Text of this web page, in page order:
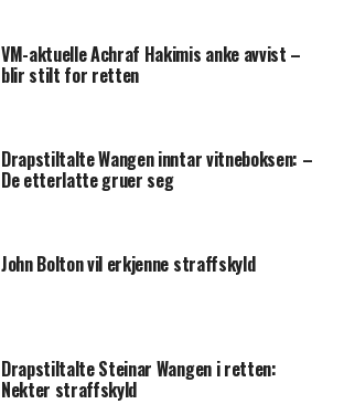
VM-aktuelle Achraf Hakimis anke avvist –
blir stilt for retten
Drapstiltalte Wangen inntar vitneboksen: –
De etterlatte gruer seg
John Bolton vil erkjenne straffskyld
Drapstiltalte Steinar Wangen i retten:
Nekter straffskyld